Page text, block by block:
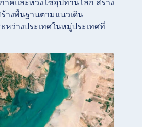
คและห่วงโซ่อุปทานโลก สร้าง
างพื้นฐานตามแนวเดิน
ว่างประเทศในหมู่ประเทศที่